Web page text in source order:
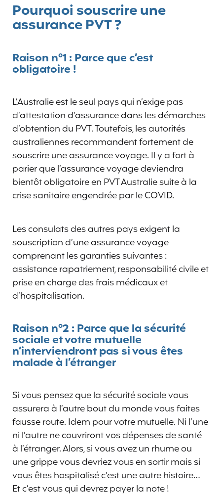
Pourquoi souscrire une
assurance PVT ?
Raison n°1 : Parce que c’est
obligatoire !
L’Australie est le seul pays qui n’exige pas
d’attestation d’assurance dans les démarches
d’obtention du PVT. Toutefois, les autorités
australiennes recommandent fortement de
souscrire une assurance voyage. Il y a fort à
parier que l’assurance voyage deviendra
bientôt obligatoire en PVT Australie suite à la
crise sanitaire engendrée par le COVID.
Les consulats des autres pays exigent la
souscription d’une assurance voyage
comprenant les garanties suivantes :
assistance rapatriement, responsabilité civile et
prise en charge des frais médicaux et
d’hospitalisation.
Raison n°2 : Parce que la sécurité
sociale et votre mutuelle
n’interviendront pas si vous êtes
maladeà l’étranger
Si vous pensez que la sécurité sociale vous
assurera à l’autre bout du monde vous faites
fausse route. Idem pour votre mutuelle. Ni l’une
ni l’autre ne couvriront vos dépenses de santé
à l’étranger. Alors, si vous avez un rhume ou
une grippe vous devriez vous en sortir mais si
vous êtes hospitalisé c’est une autre histoire…
Et c’est vous qui devrez payer la note !